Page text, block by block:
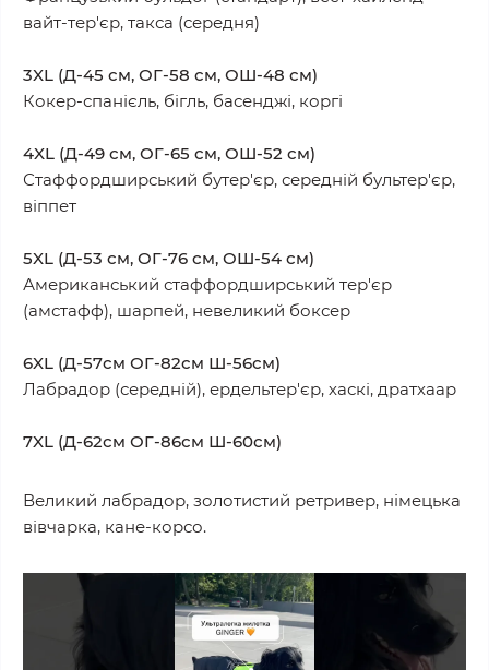
вайт-тер'єр, такса (середня)
3XL (Д-45 см, ОГ-58 см, ОШ-48 см)
Кокер-спанієль, бігль, басенджі, коргі
4XL (Д-49 см, ОГ-65 см, ОШ-52 см)
Стаффордширський бутер'єр, середній бультер'єр,
віппет
5XL (Д-53 см, ОГ-76 см, ОШ-54 см)
Американський стаффордширський тер'єр
(амстафф), шарпей, невеликий боксер
6XL (Д-57см ОГ-82см Ш-56см)
Лабрадор (середній), ердельтер'єр, хаскі, дратхаар
7XL (Д-62см ОГ-86см Ш-60см)
Великий лабрадор, золотистий ретривер, німецька
вівчарка, кане-корсо.